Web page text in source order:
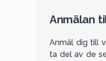
Anmälan
Anmäl dig till
ta del av de